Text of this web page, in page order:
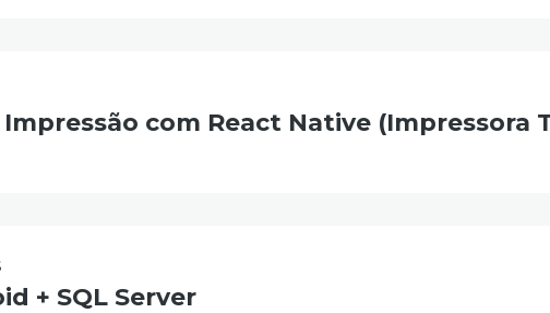
com React Native (Impressora
+ SQL Server